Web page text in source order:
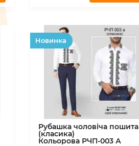
Hовинка
Рубашка чоловіча пошита
(класика)
Кольорова РЧП-003 А